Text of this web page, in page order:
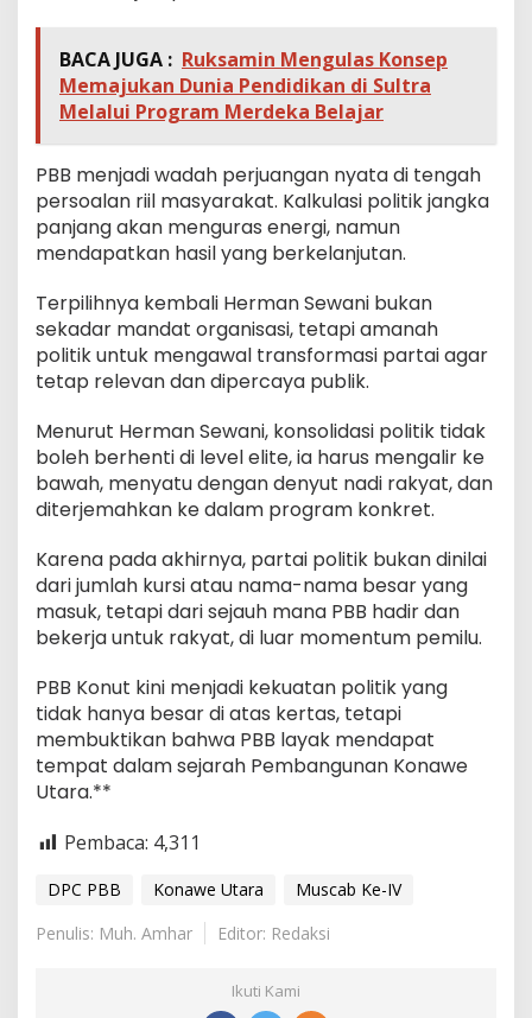
BACA JUGA : Ruksamin Mengulas Konsep
Memajukan Dunia Pendidikan di Sultra
Melalui Program Merdeka Belajar
PBB menjadi wadah perjuangan nyata di tengah
persoalan riil masyarakat. Kalkulasi politik jangka
panjang akan menguras energi, namun
mendapatkan hasil yang berkelanjutan.
Terpilihnya kembali Herman Sewani bukan
sekadar mandat organisasi, tetapi amanah
politik untuk mengawal transformasi partai agar
tetap relevan dan dipercaya publik.
Menurut Herman Sewani, konsolidasi politik tidak
boleh berhenti di level elite, ia harus mengalir ke
bawah, menyatu dengan denyut nadi rakyat, dan
diterjemahkan ke dalam program konkret.
Karena pada akhirnya, partai politik bukan dinilai
dari jumlah kursi atau nama-nama besar yang
masuk, tetapi dari sejauh mana PBB hadir dan
bekerja untuk rakyat, di luar momentum pemilu.
PBB Konut kini menjadi kekuatan politik yang
tidak hanya besar di atas kertas, tetapi
membuktikan bahwa PBB layak mendapat
tempat dalam sejarah Pembangunan Konawe
Utara.**
Pembaca: 4,311
DPC PBB Konawe Utara
Muscab Ke-IV
Penulis: Muh. Amhar
Editor: Redaksi
Ikuti Kami